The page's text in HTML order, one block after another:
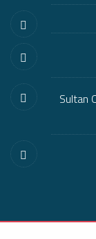
Sultan